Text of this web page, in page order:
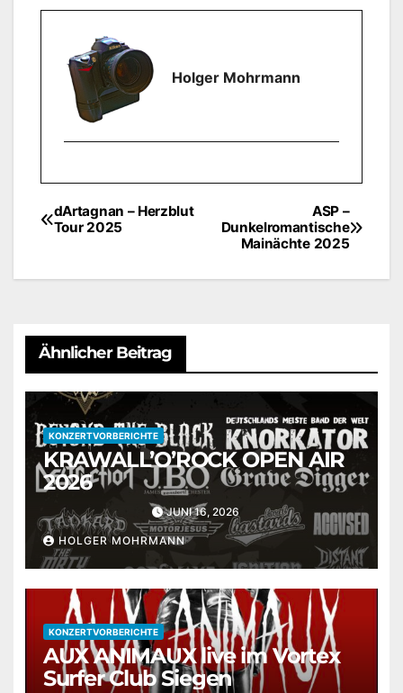
Holger Mohrmann
Beitragsnavigation
ASP –
Dunkelromantische
Mainächte 2025
dArtagnan – Herzblut
Tour 2025
Ähnlicher Beitrag
KONZERTVORBERICHTE
KRAWALL’O’ROCK OPEN AIR
2026
JUNI 16, 2026
HOLGER MOHRMANN
KONZERTVORBERICHTE
AUX ANIMAUX live im Vortex
Surfer Club Siegen